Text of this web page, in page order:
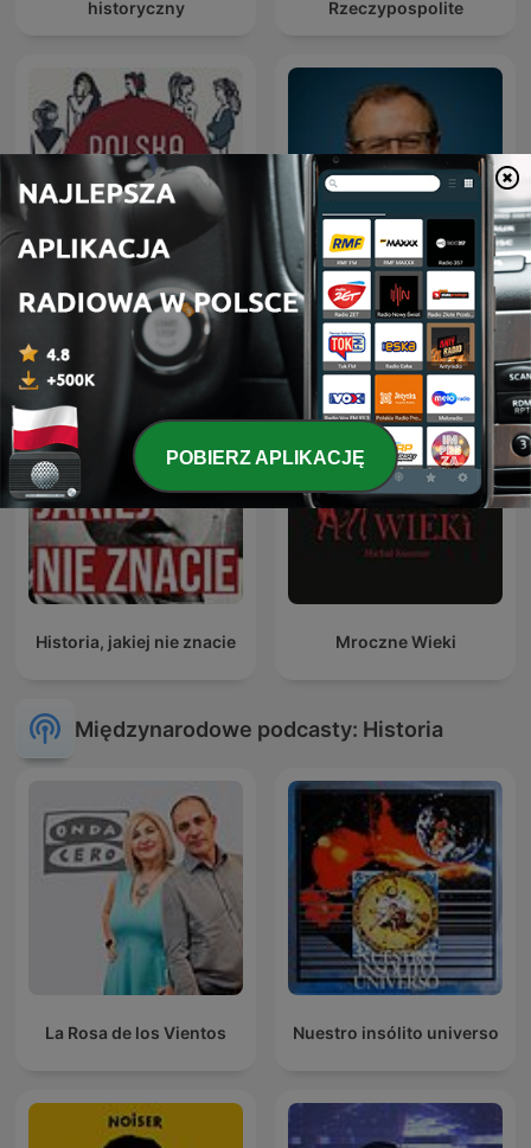
historyczny Rzeczypospolite
Polska na ucho Dudek o Historii
Historia, jakiej nie znacie Mroczne Wieki
Międzynarodowe podcasty: Historia
La Rosa de los Vientos Nuestro insólito universo
POBIERZ APLIKACJĘ